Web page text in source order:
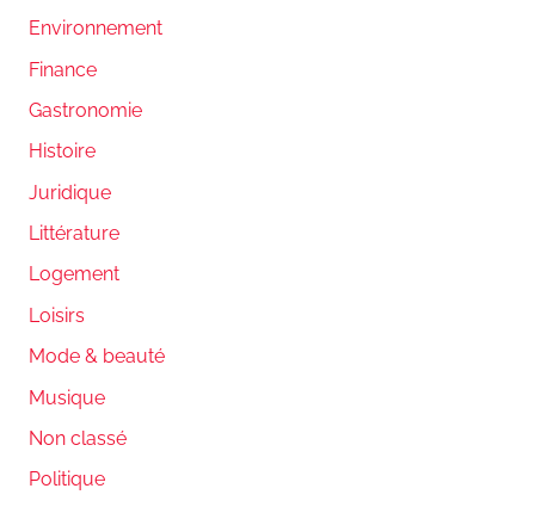
Environnement
Finance
Gastronomie
Histoire
Juridique
Littérature
Logement
Loisirs
Mode & beauté
Musique
Non classé
Politique